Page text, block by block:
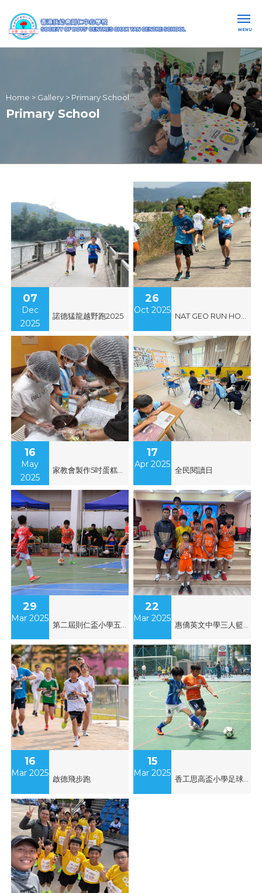
MENU
Home > Gallery > Primary School
Primary School
07
Dec
2025
諾德猛龍越野跑2025
26
Oct 2025
NAT GEO RUN HONG KONG 2025
16
May
2025
家教會製作5吋蛋糕親子活動
17
Apr 2025
全民閱讀日
29
Mar 2025
22
Mar 2025
16
Mar 2025
啟德飛步跑
15
Mar 2025
香工思高盃小學足球邀請賽